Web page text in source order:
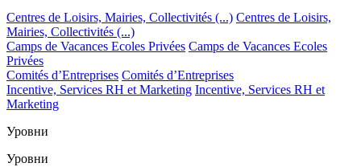
Centres de Loisirs, Mairies, Collectivités (...) Centres de Loisirs,
Mairies, Collectivités (...)
Camps de Vacances Ecoles Privées Camps de Vacances Ecoles
Privées
Comités d’Entreprises Comités d’Entreprises
Incentive, Services RH et Marketing Incentive, Services RH et
Marketing
Уровни
Уровни